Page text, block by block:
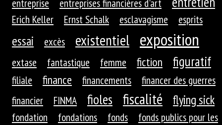
entreprise
entreprises financières d'art
Erich Keller Ernst Schalk esclavagisme esprits
essai excès existentiel exposition
extase fantastique femme fiction figuratif
filiale finance financements
financer des guerres
financier
FINMA fioles fiscalité flying sick
fondation fondations fonds
fonds publics pour les